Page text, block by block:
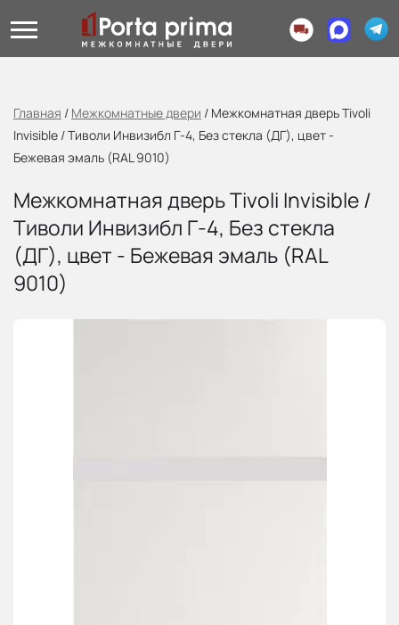
Главная / Межкомнатные двери / Межкомнатная дверь Tivoli
Invisible / Тиволи Инвизибл Г-4, Без стекла (ДГ), цвет -
Бежевая эмаль (RAL 9010)
Межкомнатная дверь Tivoli Invisible /
Тиволи Инвизибл Г-4, Без стекла
(ДГ), цвет - Бежевая эмаль (RAL
9010)